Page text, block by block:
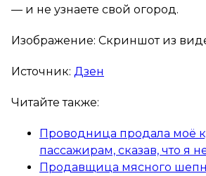
— и не узнаете свой огород.
Изображение: Скриншот из
Источник: Дзен
Читайте также:
Проводница продала моё
пассажирам, сказав, что я
Продавщица мясного